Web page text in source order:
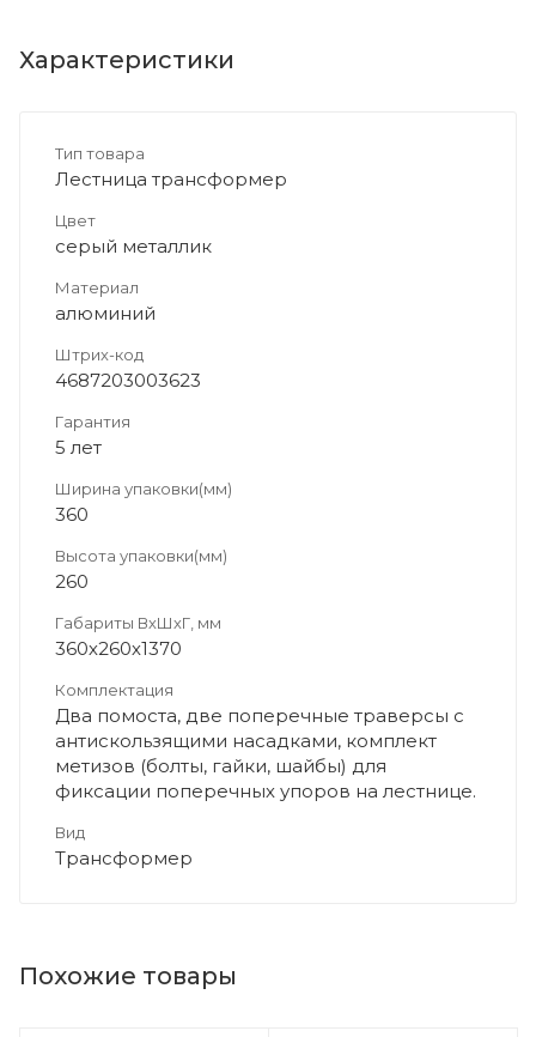
Характеристики
Тип товара
Лестница трансформер
Цвет
серый металлик
Материал
алюминий
Штрих-код
4687203003623
Гарантия
5 лет
Ширина упаковки(мм)
360
Высота упаковки(мм)
260
Габариты ВхШхГ, мм
360х260х1370
Комплектация
Два помоста, две поперечные траверсы с
антискользящими насадками, комплект
метизов (болты, гайки, шайбы) для
фиксации поперечных упоров на лестнице.
Вид
Трансформер
Похожие товары